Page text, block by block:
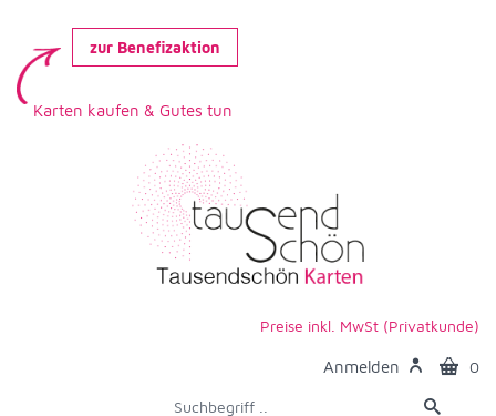
zur Benefizaktion
Karten kaufen & Gutes tun
Preise inkl. MwSt (Privatkunde)
Anmelden 0